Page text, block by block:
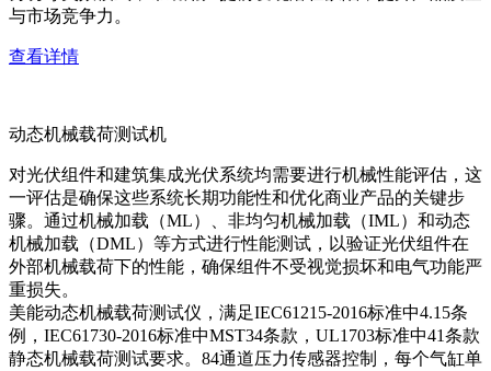
与市场竞争力。
查看详情
动态机械载荷测试机
对光伏组件和建筑集成光伏系统均需要进行机械性能评估，这
一评估是确保这些系统长期功能性和优化商业产品的关键步
骤。通过机械加载（ML）、非均匀机械加载（IML）和动态
机械加载（DML）等方式进行性能测试，以验证光伏组件在
外部机械载荷下的性能，确保组件不受视觉损坏和电气功能严
重损失。
美能动态机械载荷测试仪，满足IEC61215-2016标准中4.15条
例，IEC61730-2016标准中MST34条款，UL1703标准中41条款
静态机械载荷测试要求。84通道压力传感器控制，每个气缸单